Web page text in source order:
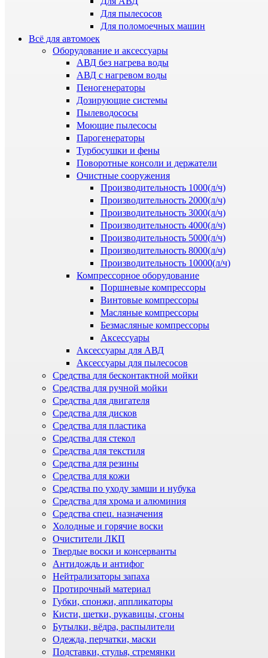
Для пылесосов
Для поломоечных машин
Всё для автомоек
Оборудование и аксессуары
АВД без нагрева воды
АВД с нагревом воды
Пеногенераторы
Дозирующие системы
Пылеводососы
Моющие пылесосы
Парогенераторы
Турбосушки и фены
Поворотные консоли и держатели
Очистные сооружения
Производительность 1000(л/ч)
Производительность 2000(л/ч)
Производительность 3000(л/ч)
Производительность 4000(л/ч)
Производительность 5000(л/ч)
Производительность 8000(л/ч)
Производительность 10000(л/ч)
Компрессорное оборудование
Поршневые компрессоры
Винтовые компрессоры
Масляные компрессоры
Безмасляные компрессоры
Аксессуары
Аксессуары для АВД
Аксессуары для пылесосов
Средства для бесконтактной мойки
Средства для ручной мойки
Средства для двигателя
Средства для дисков
Средства для пластика
Средства для стекол
Средства для текстиля
Средства для резины
Средства для кожи
Средства по уходу замши и нубука
Средства для хрома и алюминия
Средства спец. назначения
Холодные и горячие воски
Очистители ЛКП
Твердые воски и консерванты
Антидождь и антифог
Нейтрализаторы запаха
Протирочный материал
Губки, спонжи, аппликаторы
Кисти, щетки, рукавицы, сгоны
Бутылки, вёдра, распылители
Одежда, перчатки, маски
Подставки, стулья, стремянки